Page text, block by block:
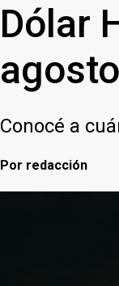
Dólar
agosto
Conocé a
Por redacción